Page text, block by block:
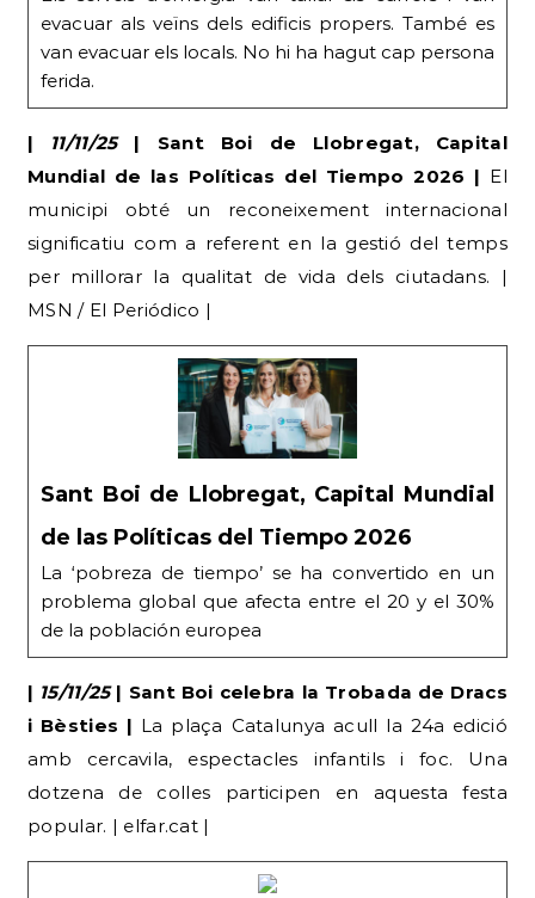
evacuar als veïns dels edificis propers. També es
van evacuar els locals. No hi ha hagut cap persona
ferida.
| 11/11/25| Sant Boi de Llobregat, Capital
Mundial de las Políticas del Tiempo 2026 | El
municipi obté un reconeixement internacional
significatiu com a referent en la gestió del temps
per millorar la qualitat de vida dels ciutadans. |
MSN / El Periódico |
Sant Boi de Llobregat, Capital Mundial
de las Políticas del Tiempo 2026
La ‘pobreza de tiempo’ se ha convertido en un
problema global que afecta entre el 20 y el 30%
de la población europea
| 15/11/25| Sant Boi celebra la Trobada de Dracs
i Bèsties | La plaça Catalunya acull la 24a edició
amb cercavila, espectacles infantils i foc. Una
dotzena de colles participen en aquesta festa
popular. | elfar.cat |